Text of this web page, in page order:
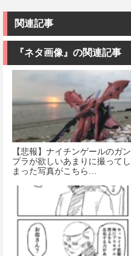
関連記事
『ネタ画像』の関連記事
【悲報】ナイチンゲールのガン
プラが欲しいあまりに撮ってし
まった写真がこちら…